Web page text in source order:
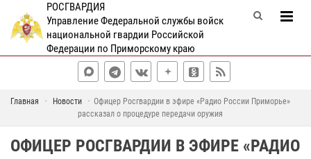
РОСГВАРДИЯ
Управление Федеральной службы войск
национальной гвардии Российской
Федерации по Приморскому краю
Главная Новости
Офицер Росгвардии в эфире «Радио России Приморье»
рассказал о процедуре передачи оружия
ОФИЦЕР РОСГВАРДИИ В ЭФИРЕ «РАДИО